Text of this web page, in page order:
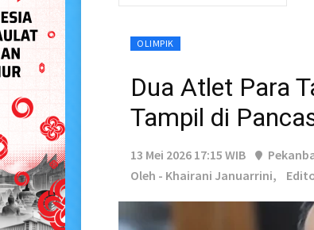
OLIMPIK
Dua Atlet Para
Tampil di
13 Mei 2026 17:15 WIB
Oleh - Khairani Januarrini,